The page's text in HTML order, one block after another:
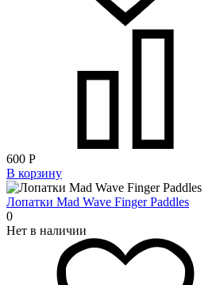
600 Р
В корзину
Лопатки Mad Wave Finger Paddles
0
Нет в наличии